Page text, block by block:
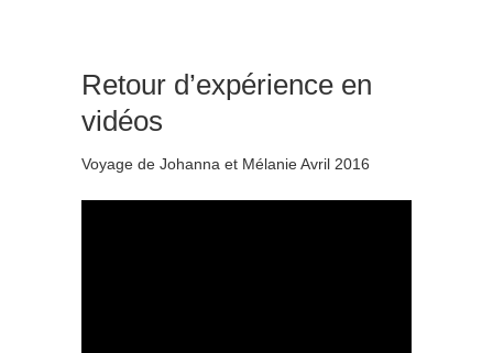
Retour d’expérience en
vidéos
Voyage de Johanna et Mélanie Avril 2016